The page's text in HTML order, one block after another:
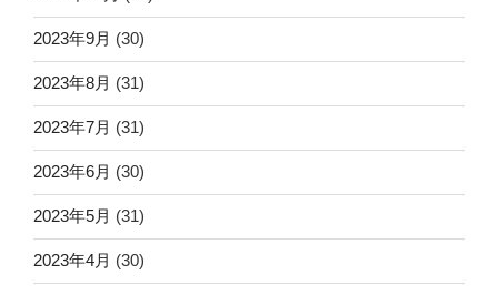
2023年9月 (30)
2023年8月 (31)
2023年7月 (31)
2023年6月 (30)
2023年5月 (31)
2023年4月 (30)